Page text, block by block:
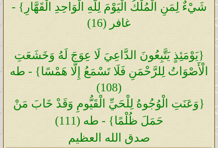
شَيْءٌ لِمَنِ الْمُلْكُ الْيَوْمَ لِلَّهِ الْوَاحِدِ الْقَهَّارِ} -
غافر (16)
{يَوْمَئِذٍ يَتَّبِعُونَ الدَّاعِيَ لَا عِوَجَ لَهُ وَخَشَعَتِ
الْأَصْوَاتُ لِلرَّحْمَنِ فَلَا تَسْمَعُ إِلَّا هَمْسًا} - طه
(108)
{وَعَنَتِ الْوُجُوهُ لِلْحَيِّ الْقَيُّومِ وَقَدْ خَابَ مَنْ
حَمَلَ ظُلْمًا} - طه (111)
صدق الله العظيم